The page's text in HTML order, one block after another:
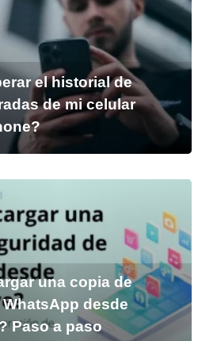
el historial de
de mi celular
una copia de
desde
Paso a paso